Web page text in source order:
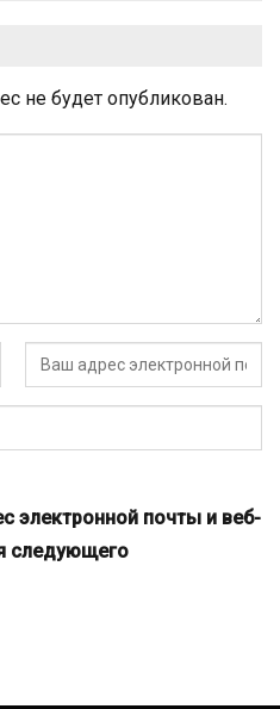
не будет опубликован.
электронной почты и веб-
следующего